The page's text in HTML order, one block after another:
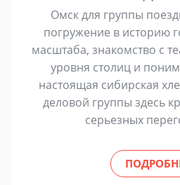
Омск для группы
погружение в историю
масштаба, знакомство с
уровня столиц и
настоящая сибирская
деловой группы здесь
серьезных